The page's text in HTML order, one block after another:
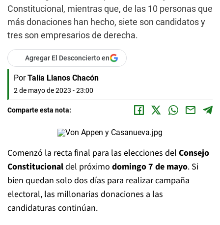
Constitucional, mientras que, de las 10 personas que
más donaciones han hecho, siete son candidatos y
tres son empresarios de derecha.
Agregar El Desconcierto en
Por Talía Llanos Chacón
2 de mayo de 2023 - 23:00
Comparte esta nota:
Comenzó la recta final para las elecciones del Consejo
Constitucionaldel próximo domingo 7 de mayo. Si
bien quedan solo dos días para realizar campaña
electoral, las millonarias donaciones a las
candidaturas continúan.